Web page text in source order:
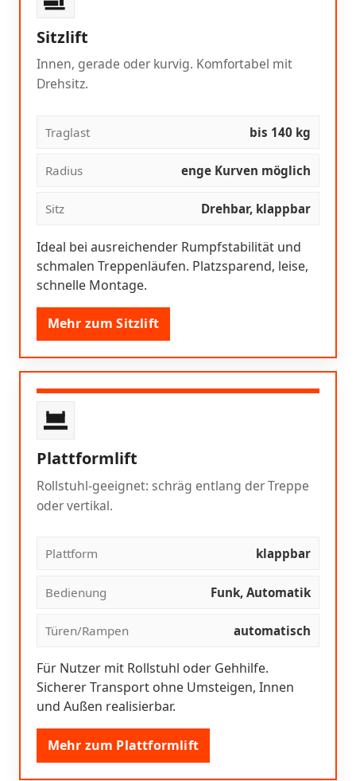
Sitzlift
Innen, gerade oder kurvig. Komfortabel mit
Drehsitz.
Traglast bis 140 kg
Radius enge Kurven möglich
Sitz Drehbar, klappbar
Ideal bei ausreichender Rumpfstabilität und
schmalen Treppenläufen. Platzsparend, leise,
schnelle Montage.
Mehr zum Sitzlift
Plattformlift
Rollstuhl-geeignet: schräg entlang der Treppe
oder vertikal.
Plattform klappbar
Bedienung Funk, Automatik
Türen/Rampen automatisch
Für Nutzer mit Rollstuhl oder Gehhilfe.
Sicherer Transport ohne Umsteigen, Innen
und Außen realisierbar.
Mehr zum Plattformlift